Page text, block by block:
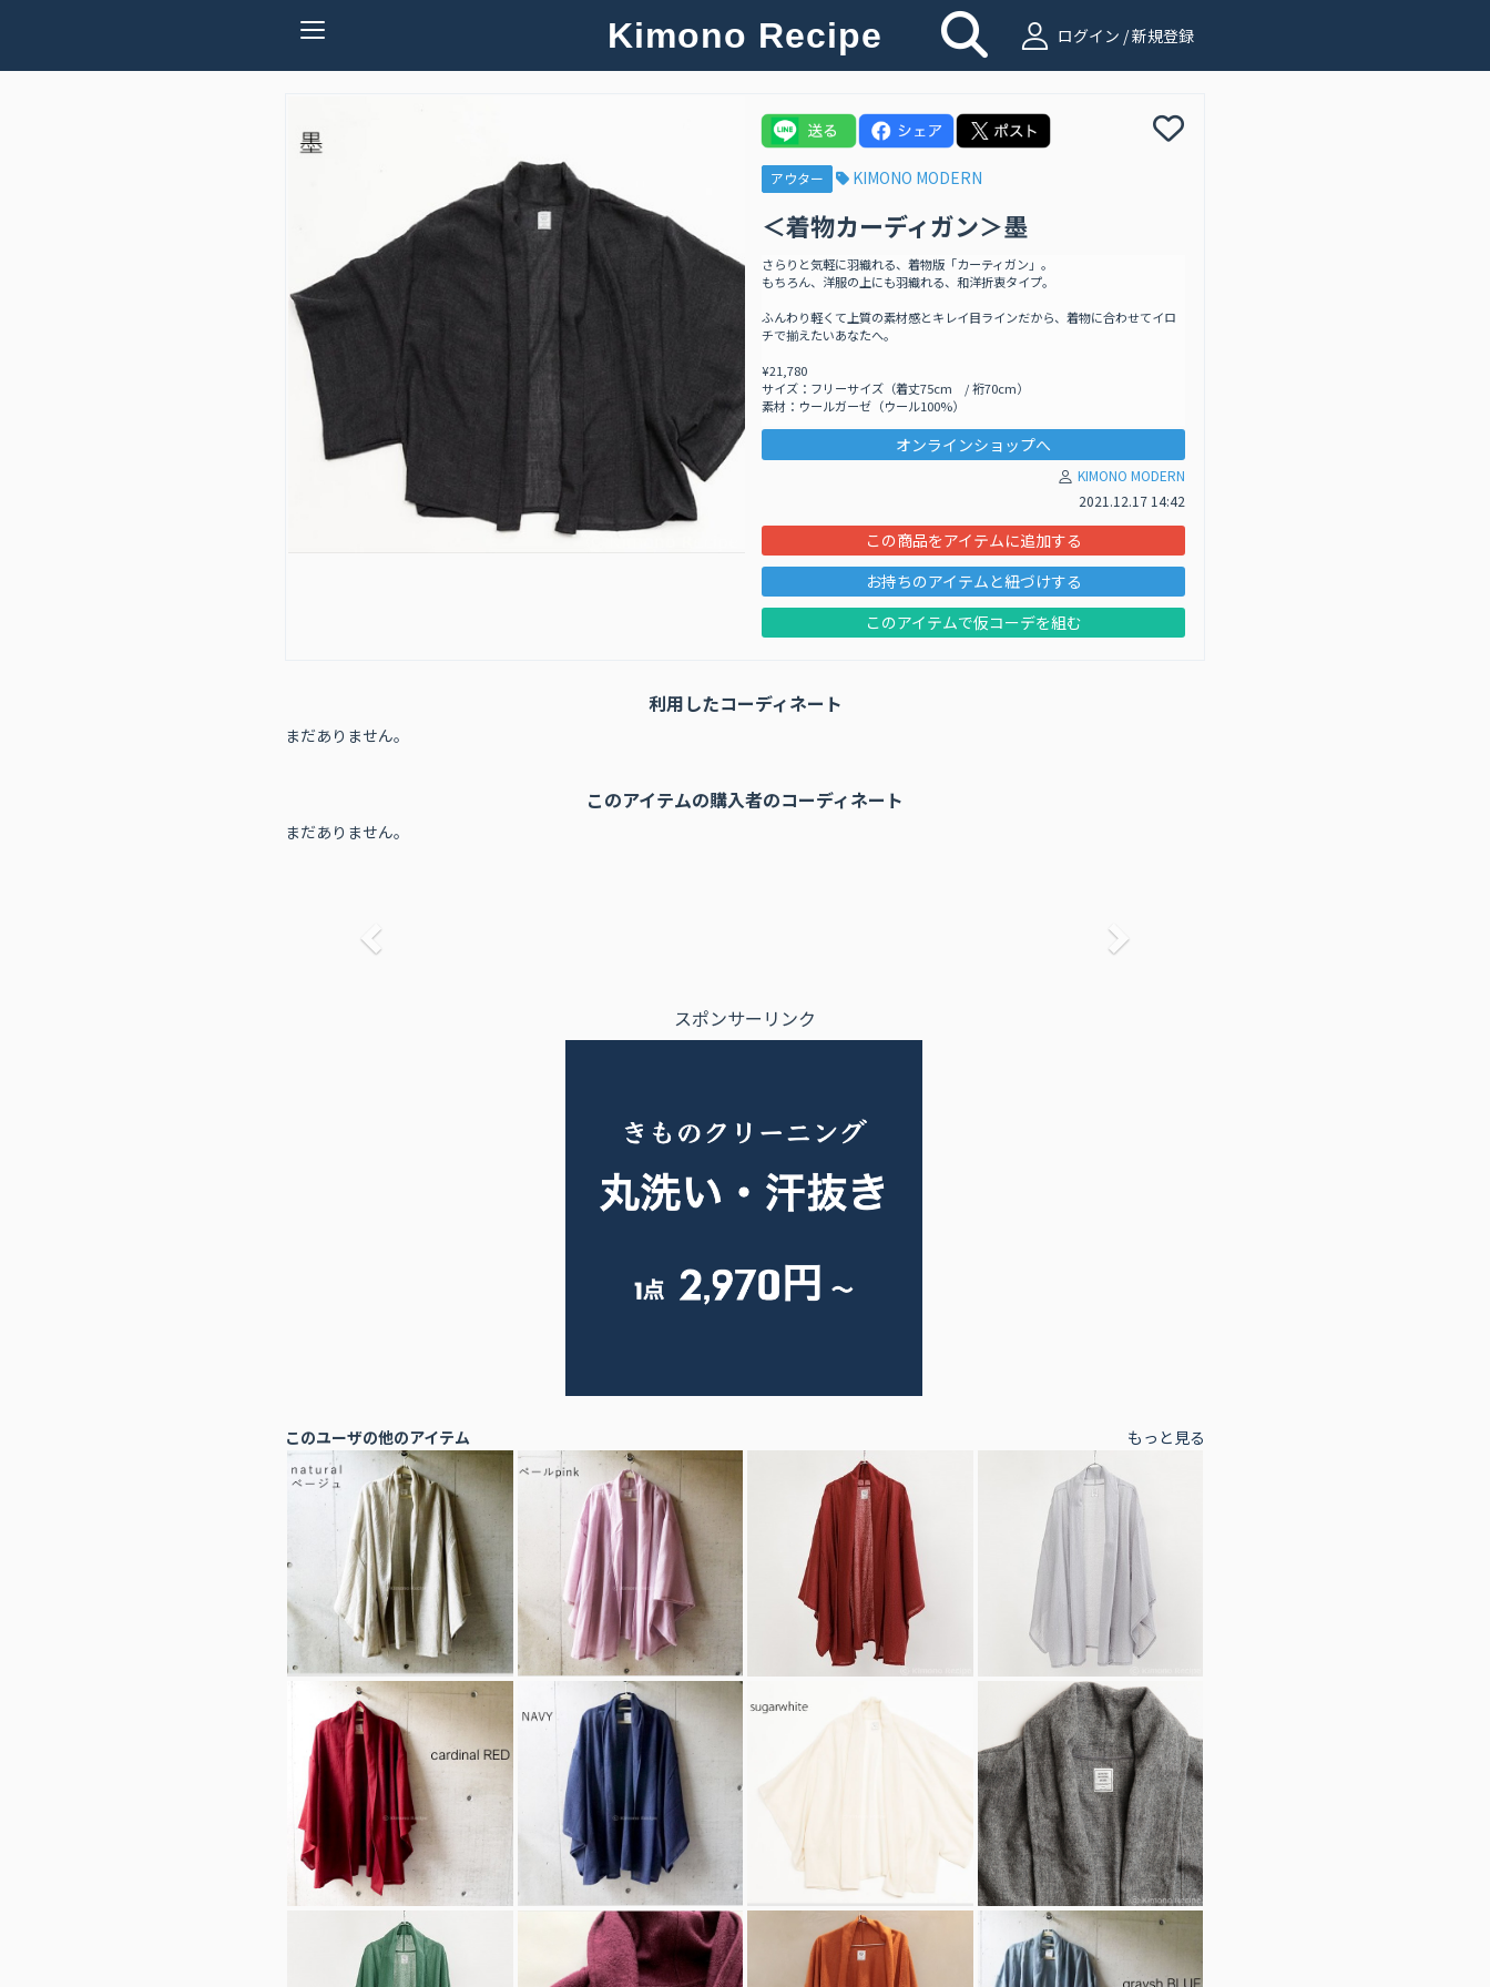
Kimono Recipe ログイン / 新規登録
アウター KIMONO MODERN
＜着物カーディガン＞墨
さらりと気軽に羽織れる、着物版「カーティガン」。
もちろん、洋服の上にも羽織れる、和洋折衷タイプ。
ふんわり軽くて上質の素材感とキレイ目ラインだから、着物に合わせてイロ
チで揃えたいあなたへ。
¥21,780
サイズ：フリーサイズ（着丈75cm / 裄70cm）
素材：ウールガーゼ（ウール100%）
オンラインショップへ
KIMONO MODERN
2021.12.17 14:42
この商品をアイテムに追加する
お持ちのアイテムと紐づけする
このアイテムで仮コーデを組む
利用したコーディネート
まだありません。
このアイテムの購⼊者のコーディネート
まだありません。
スポンサーリンク
このユーザの他のアイテム もっと見る